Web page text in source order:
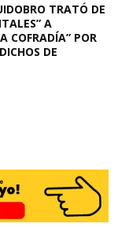
TRATÓ DE
A
COFRADÍA” POR
DE